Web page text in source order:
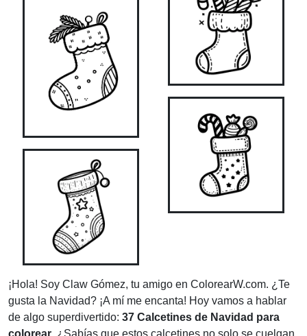
¡Hola! Soy Claw Gómez, tu amigo en ColorearW.com. ¿Te
gusta la Navidad? ¡A mí me encanta! Hoy vamos a hablar
de algo superdivertido: 37 Calcetines de Navidad para
colorear . ¿Sabías que estos calcetines no solo se cuelgan